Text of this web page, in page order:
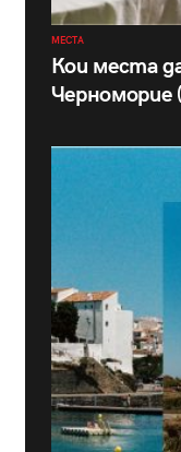
МЕСТА
Кои места
Черноморие